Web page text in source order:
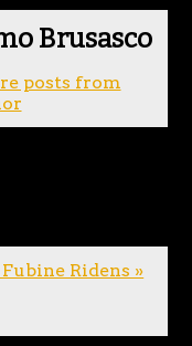
Brusasco
posts from
Ridens »